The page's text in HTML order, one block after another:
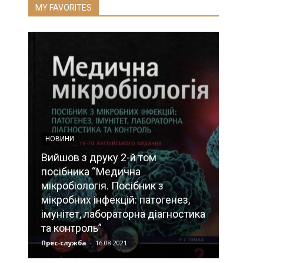
MY FAVORITES
НОВИНИ
Вийшов з друку 2-й том
посібника “Медична
мікробіологія. Посібник з
мікробних інфекцій: патогенез,
імунітет, лабораторна діагностика
та контроль”
Прес-служба - 16.08.2021